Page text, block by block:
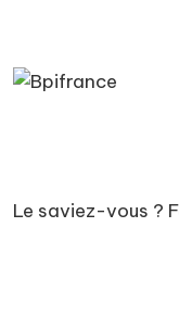
Le saviez-vous ?